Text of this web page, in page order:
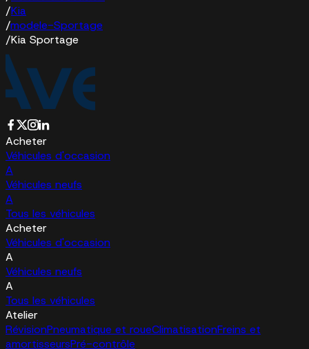
/Kia
/modele-Sportage
/Kia Sportage
Acheter
Véhicules d'occasion
A
Véhicules neufs
A
Tous les véhicules
Acheter
Véhicules d'occasion
A
Véhicules neufs
A
Tous les véhicules
Atelier
RévisionPneumatique et roueClimatisationFreins et
amortisseursPré-contrôle